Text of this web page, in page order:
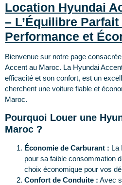
Location Hyundai
– L’Équilibre Parfait
Performance et
Bienvenue sur notre page
Accent au Maroc. La Hyundai
efficacité et son confort, est un
cherchent une voiture fiable et
Maroc.
Pourquoi Louer une
Maroc ?
Économie de Carburant : La
pour sa faible consommation
choix économique pour vos
Confort de Conduite : Avec